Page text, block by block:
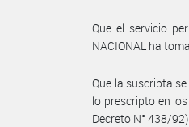
Que el servicio
NACIONAL ha
Que la suscripta
lo prescripto en
Decreto N° 438/